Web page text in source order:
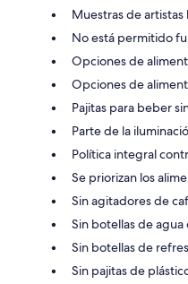
Muestras de artistas
No está permitido
Opciones de
Opciones de
Pajitas para beber
Parte de la
Política integral
Se priorizan los
Sin agitadores de
Sin botellas de
Sin botellas de
Sin pajitas de